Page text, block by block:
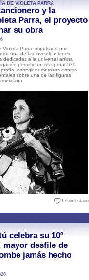
DE VIOLETA PARRA
y la
Parra, el proyecto
su obra
Violeta Parra, impulsado por
una de las investigaciones
dedicadas a la universal artista
permitieron recuperar 520
corregir numerosos errores
sobre una de las figuras
1 Comentario
celebra su 10º
mayor desfile de
jamás hecho